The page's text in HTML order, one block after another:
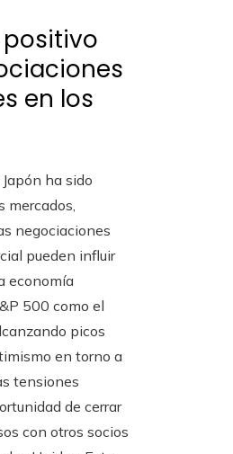
en los
ha sido
mercados,
negociaciones
pueden influir
economía
500 como el
picos
en torno a
tensiones
de cerrar
con otros socios